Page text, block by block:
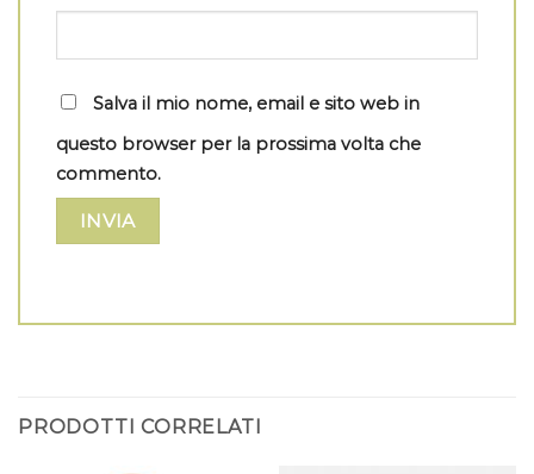
Salva il mio nome, email e sito web in
questo browser per la prossima volta che
commento.
PRODOTTI CORRELATI